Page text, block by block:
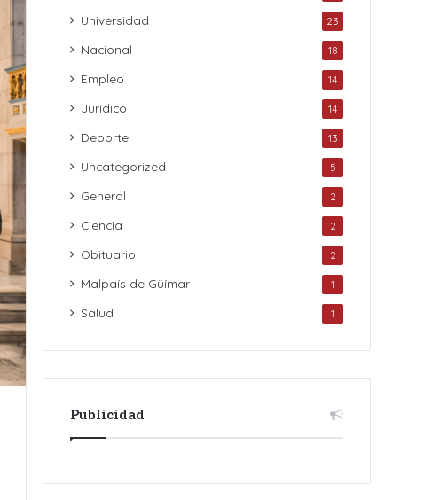
Universidad 23
Nacional 18
Empleo 14
Jurídico 14
Deporte 13
Uncategorized 5
General 2
Ciencia 2
Obituario 2
Malpaís de Güímar 1
Salud 1
Publicidad